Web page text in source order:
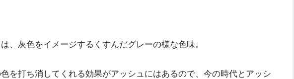
、灰色をイメージするくすんだグレーの様な色味。
を打ち消してくれる効果がアッシュにはあるので、今の時代とアッシ